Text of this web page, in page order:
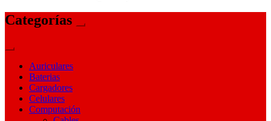
Categorías
Auriculares
Baterias
Cargadores
Celulares
Computación